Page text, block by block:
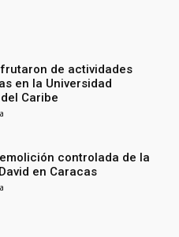
de actividades
en la Universidad
Caribe
controlada de la
en Caracas